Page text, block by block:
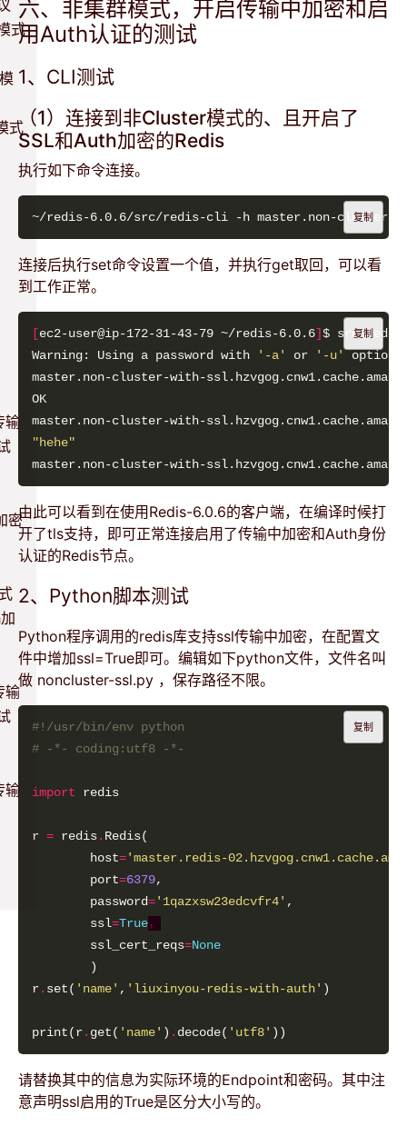
式
式
输
密
输
输
六、非集群模式，开启传输中加密和启
用Auth认证的测试
1、CLI测试
（1）连接到非Cluster模式的、且开启了
SSL和Auth加密的Redis
执行如下命令连接。
~/redis-6.0.6/src/redis-cli -h master.non-cluster-
复制
连接后执行set命令设置一个值，并执行get取回，可以看
到工作正常。
[ec2-user@ip-172-31-43-79 ~/redis-6.0.6]$ src/redis-
Warning: Using a password with
'-a' or '-u'
"hehe"
复制
由此可以看到在使用Redis-6.0.6的客户端，在编译时候打
开了tls支持，即可正常连接启用了传输中加密和Auth身份
认证的Redis节点。
2、Python脚本测试
Python程序调用的redis库支持ssl传输中加密，在配置文
件中增加ssl=True即可。编辑如下python文件，文件名叫
做 noncluster-ssl.py ，保存路径不限。
#!/usr/bin/env python
# -*- coding:utf8 -*-
import
r = redis.
        host
='master.redis-
        port
=6379
        password
='1qazxsw23edcvfr4'
        ssl
=True，
        ssl_cert_reqs
=None
r. set( 'name' , 'liuxinyou-redis-with-auth'
print(r. get( 'name' ) . decode( 'utf8'
复制
请替换其中的信息为实际环境的Endpoint和密码。其中注
意声明ssl启用的True是区分大小写的。